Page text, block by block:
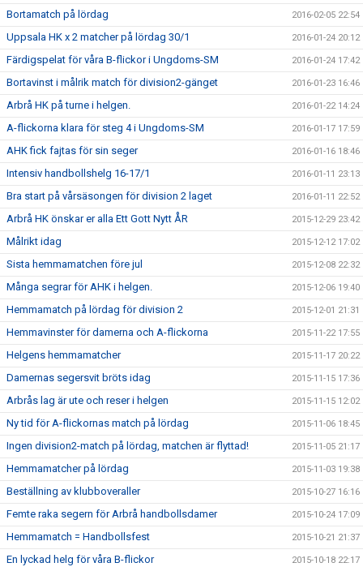
Bortamatch på lördag 2016-02-05 22:54
Uppsala HK x 2 matcher på lördag 30/1 2016-01-24 20:12
Färdigspelat för våra B-flickor i Ungdoms-SM 2016-01-24 17:42
Bortavinst i målrik match för division2-gänget 2016-01-23 16:46
Arbrå HK på turne i helgen. 2016-01-22 14:24
A-flickorna klara för steg 4 i Ungdoms-SM 2016-01-17 17:59
AHK fick fajtas för sin seger 2016-01-16 18:46
Intensiv handbollshelg 16-17/1 2016-01-11 23:13
Bra start på vårsäsongen för division 2 laget 2016-01-11 22:52
Arbrå HK önskar er alla Ett Gott Nytt ÅR 2015-12-29 23:42
Målrikt idag 2015-12-12 17:02
Sista hemmamatchen före jul 2015-12-08 22:32
Många segrar för AHK i helgen. 2015-12-06 19:40
Hemmamatch på lördag för division 2 2015-12-01 21:31
Hemmavinster för damerna och A-flickorna 2015-11-22 17:55
Helgens hemmamatcher 2015-11-17 20:22
Damernas segersvit bröts idag 2015-11-15 17:36
Arbrås lag är ute och reser i helgen 2015-11-15 12:02
Ny tid för A-flickornas match på lördag 2015-11-06 18:45
Ingen division2-match på lördag, matchen är flyttad! 2015-11-05 21:17
Hemmamatcher på lördag 2015-11-03 19:38
Beställning av klubboveraller 2015-10-27 16:16
Femte raka segern för Arbrå handbollsdamer 2015-10-24 17:09
Hemmamatch = Handbollsfest 2015-10-21 21:37
En lyckad helg för våra B-flickor 2015-10-18 22:17